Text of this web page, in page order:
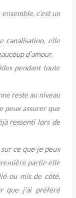
c’est un
canalisation, elle
d’amour.
pendant toute
reste au niveau
peux assurer que
ressenti lors de
ce que je peux
partie elle
ou mis de côté,
que j’ai préféré